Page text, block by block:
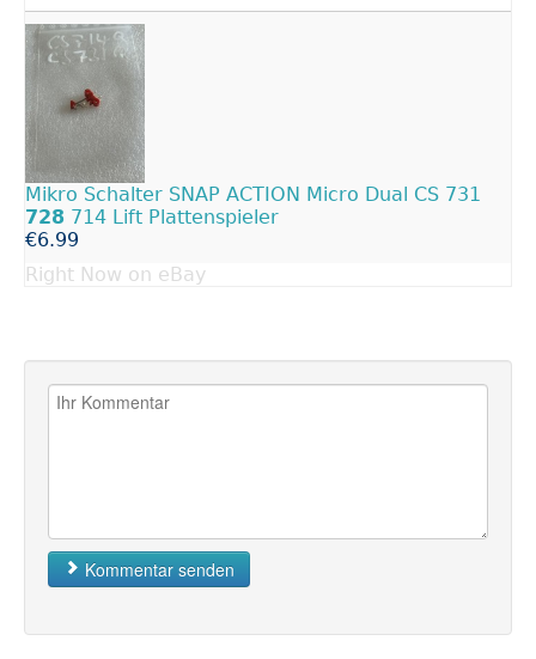
Mikro Schalter SNAP ACTION Micro Dual CS 731
728 714 Lift Plattenspieler
€6.99
Right Now on eBay
Kommentar senden